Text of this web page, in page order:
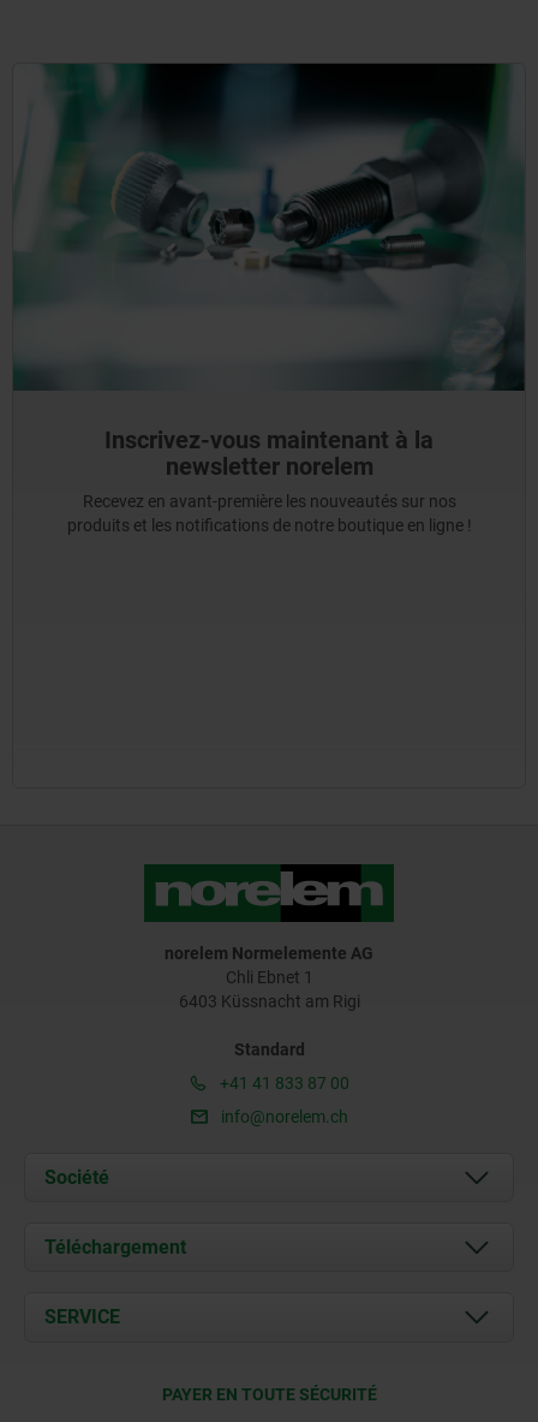
Inscrivez-vous maintenant à la
newsletter norelem
Recevez en avant-première les nouveautés sur nos
produits et les notifications de notre boutique en ligne !
norelem Normelemente AG
Chli Ebnet 1
6403 Küssnacht am Rigi
Standard
+41 41 833 87 00
info@norelem.ch
Société
À propos de nous
Contact
Téléchargement
Documents
SERVICE
PAYER EN TOUTE SÉCURITÉ